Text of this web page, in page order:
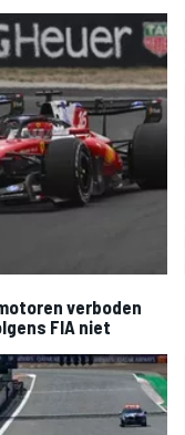
verboden
FIA niet